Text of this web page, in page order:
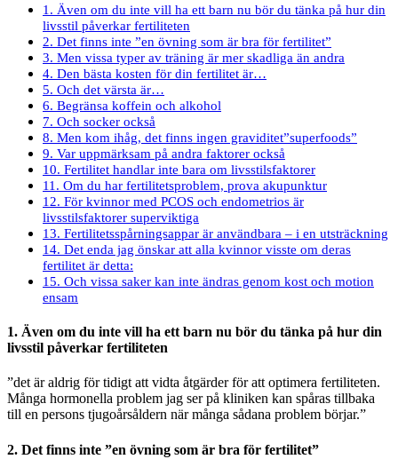
1. Även om du inte vill ha ett barn nu bör du tänka på hur din
livsstil påverkar fertiliteten
2. Det finns inte ”en övning som är bra för fertilitet”
3. Men vissa typer av träning är mer skadliga än andra
4. Den bästa kosten för din fertilitet är…
5. Och det värsta är…
6. Begränsa koffein och alkohol
7. Och socker också
8. Men kom ihåg, det finns ingen graviditet”superfoods”
9. Var uppmärksam på andra faktorer också
10. Fertilitet handlar inte bara om livsstilsfaktorer
11. Om du har fertilitetsproblem, prova akupunktur
12. För kvinnor med PCOS och endometrios är
livsstilsfaktorer superviktiga
13. Fertilitetsspårningsappar är användbara – i en utsträckning
14. Det enda jag önskar att alla kvinnor visste om deras
fertilitet är detta:
15. Och vissa saker kan inte ändras genom kost och motion
ensam
1. Även om du inte vill ha ett barn nu bör du tänka på hur din
livsstil påverkar fertiliteten
”det är aldrig för tidigt att vidta åtgärder för att optimera fertiliteten.
Många hormonella problem jag ser på kliniken kan spåras tillbaka
till en persons tjugoårsåldern när många sådana problem börjar.”
2. Det finns inte ”en övning som är bra för fertilitet”